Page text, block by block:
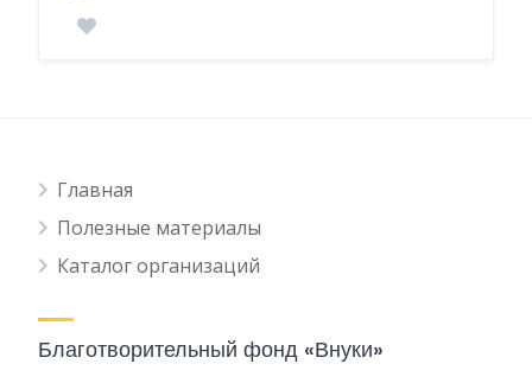
Главная
Полезные материалы
Каталог организаций
Благотворительный фонд «Внуки»